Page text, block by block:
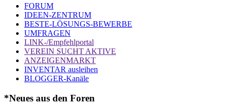
FORUM
IDEEN-ZENTRUM
BESTE-LÖSUNGS-BEWERBE
UMFRAGEN
LINK-/Empfehlportal
VEREIN SUCHT AKTIVE
ANZEIGENMARKT
INVENTAR ausleihen
BLOGGER-Kanäle
*Neues aus den Foren